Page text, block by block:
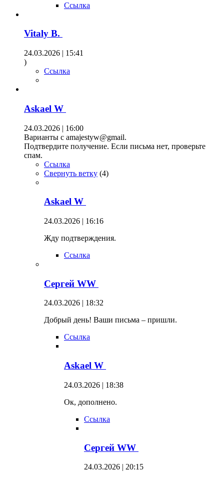
Ссылка
Vitaly B.
24.03.2026 | 15:41
)
Ссылка
Askael W
24.03.2026 | 16:00
Варианты с amajestyw@gmail.
Подтвердите получение. Если письма нет, проверьте
спам.
Ссылка
Свернуть ветку (4)
Askael W
24.03.2026 | 16:16
Жду подтверждения.
Ссылка
Сергей WW
24.03.2026 | 18:32
Добрый день! Ваши письма – пришли.
Ссылка
Askael W
24.03.2026 | 18:38
Ок, дополнено.
Ссылка
Сергей WW
24.03.2026 | 20:15